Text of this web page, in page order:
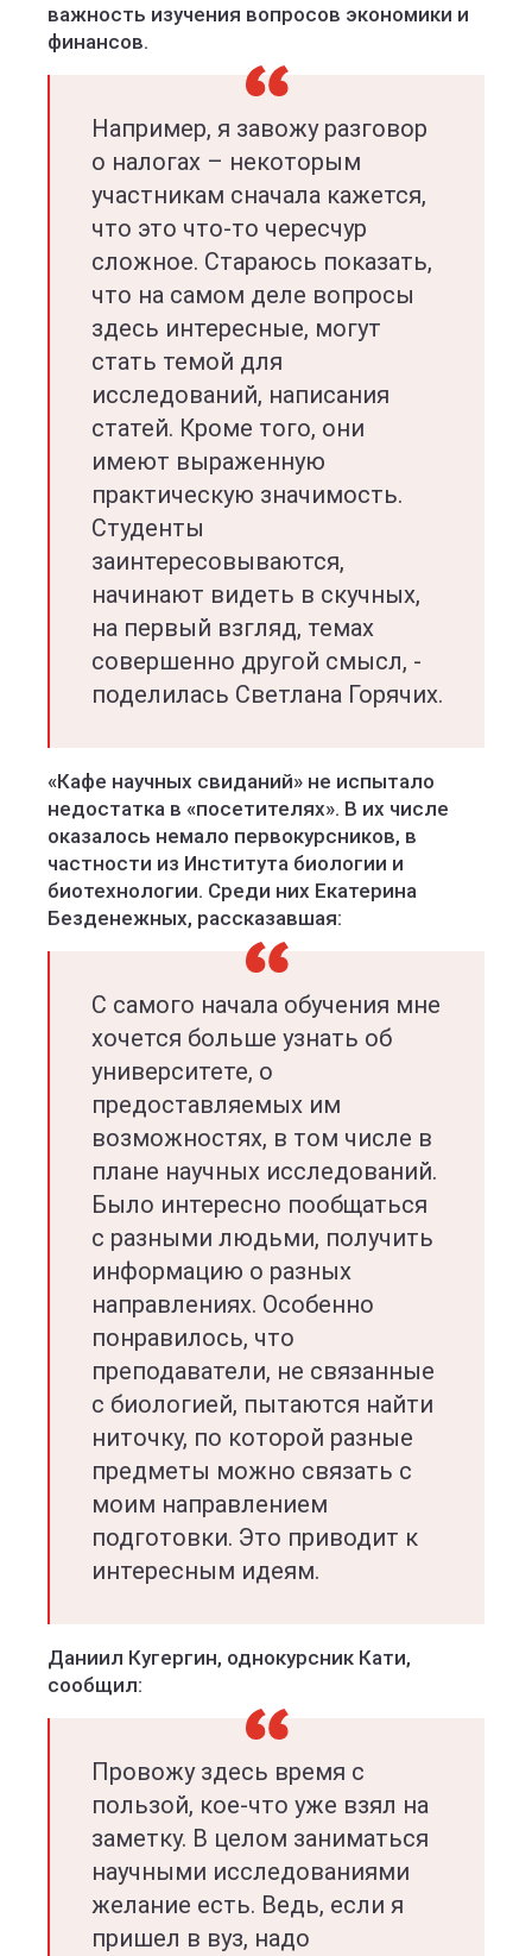
важность изучения вопросов экономики и
финансов.
Например, я завожу разговор
о налогах – некоторым
участникам сначала кажется,
что это что-то чересчур
сложное. Стараюсь показать,
что на самом деле вопросы
здесь интересные, могут
стать темой для
исследований, написания
статей. Кроме того, они
имеют выраженную
практическую значимость.
Студенты
заинтересовываются,
начинают видеть в скучных,
на первый взгляд, темах
совершенно другой смысл, -
поделилась Светлана Горячих.
«Кафе научных свиданий» не испытало
недостатка в «посетителях». В их числе
оказалось немало первокурсников, в
частности из Института биологии и
биотехнологии. Среди них Екатерина
Безденежных, рассказавшая:
С самого начала обучения мне
хочется больше узнать об
университете, о
предоставляемых им
возможностях, в том числе в
плане научных исследований.
Было интересно пообщаться
с разными людьми, получить
информацию о разных
направлениях. Особенно
понравилось, что
преподаватели, не связанные
с биологией, пытаются найти
ниточку, по которой разные
предметы можно связать с
моим направлением
подготовки. Это приводит к
интересным идеям.
Даниил Кугергин, однокурсник Кати,
сообщил:
Провожу здесь время с
пользой, кое-что уже взял на
заметку. В целом заниматься
научными исследованиями
желание есть. Ведь, если я
пришел в вуз, надо